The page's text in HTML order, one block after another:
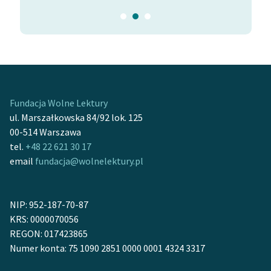
Fundacja Wolne Lektury
ul. Marszałkowska 84/92 lok. 125
00-514 Warszawa
tel. +48 22 621 30 17
email fundacja@wolnelektury.pl
NIP: 952-187-70-87
KRS: 0000070056
REGON: 017423865
Numer konta: 75 1090 2851 0000 0001 4324 3317